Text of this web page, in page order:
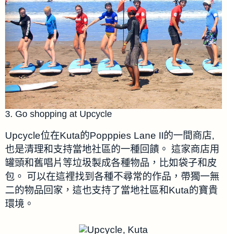
3. Go shopping at Upcycle
Upcycle位在Kuta的Popppies Lane II的一間商店,
也是清理和支持當地社區的一種回饋。 這家商店用
罐頭和舊唱片等垃圾製成各種物品，比如袋子和皮
包。 可以在這裡找到各種不尋常的作品，帶獨一無
二的物品回家，這也支持了當地社區和Kuta的寶貴
環境。